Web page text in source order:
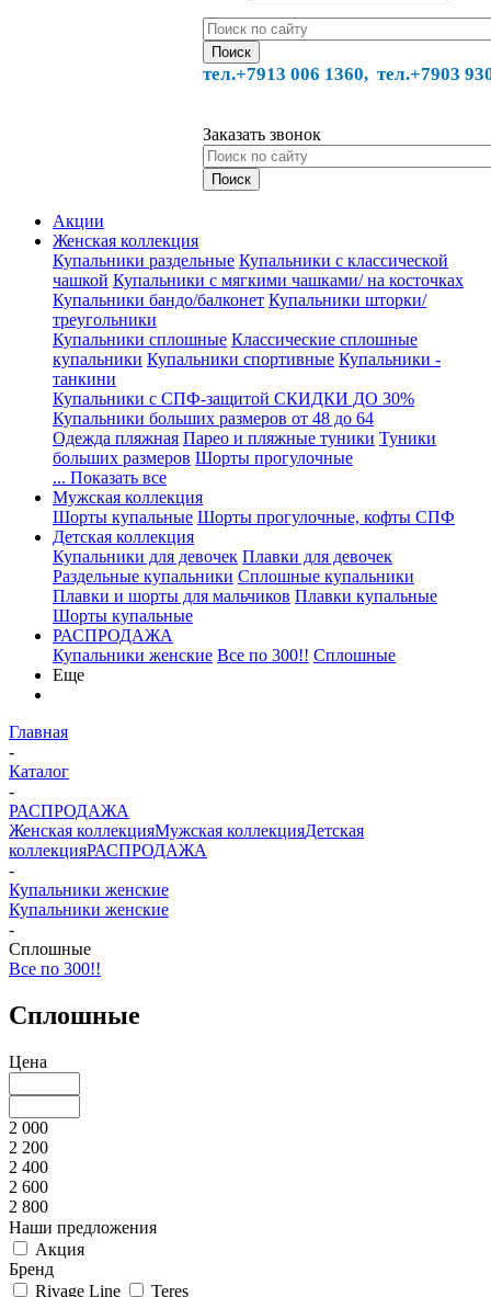
тел.+7913 006 1360, тел.+7903
Заказать звонок
Акции
Женская коллекция
Купальники раздельные Купальники с классической
чашкой Купальники с мягкими чашками/ на косточках
Купальники бандо/балконет Купальники шторки/
треугольники
Купальники сплошные Классические сплошные
купальники Купальники спортивные Купальники -
танкини
Купальники с СПФ-защитой СКИДКИ ДО 30%
Купальники больших размеров от 48 до 64
Одежда пляжная Парео и пляжные туники Туники
больших размеров Шорты прогулочные
... Показать все
Мужская коллекция
Шорты купальные Шорты прогулочные, кофты СПФ
Детская коллекция
Купальники для девочек Плавки для девочек
Раздельные купальники Сплошные купальники
Плавки и шорты для мальчиков Плавки купальные
Шорты купальные
РАСПРОДАЖА
Купальники женские Все по 300!! Сплошные
Еще
Главная
-
Каталог
-
РАСПРОДАЖА
Женская коллекцияМужская коллекцияДетская
коллекцияРАСПРОДАЖА
-
Купальники женские
Купальники женские
-
Сплошные
Все по 300!!
Сплошные
Цена
2 000
2 200
2 400
2 600
2 800
Наши предложения
Акция
Бренд
Rivage Line
Teres